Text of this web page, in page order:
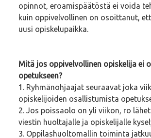
opinnot, eroamispäätöstä ei voida
kuin oppivelvollinen on osoittanut,
uusi opiskelupaikka.
Mitä jos oppivelvollinen opiskelija ei
opetukseen?
1. Ryhmänohjaajat seuraavat joka
opiskelijoiden osallistumista
2. Jos poissaolo on yli viikon, ro
viestin huoltajalle ja opiskelijalle
3. Oppilashuoltomallin toiminta